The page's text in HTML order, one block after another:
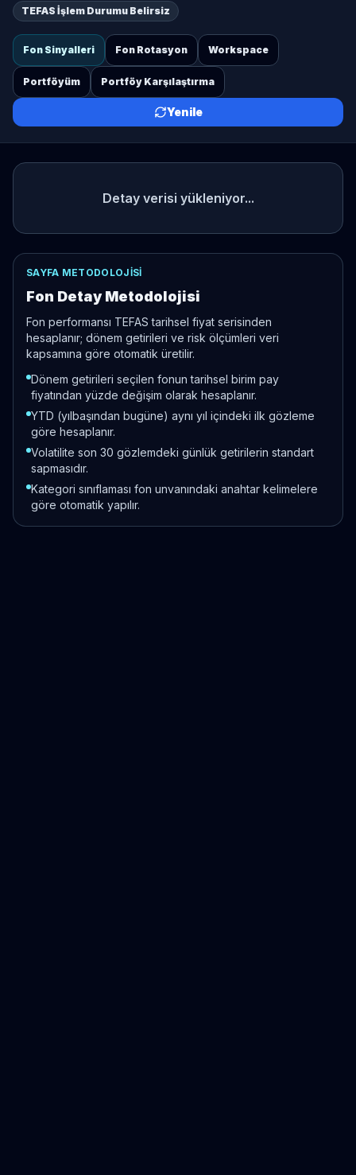
TEFAS İşlem Durumu Belirsiz
Fon Sinyalleri Fon Rotasyon Workspace
Portföyüm Portföy Karşılaştırma
Yenile
Detay verisi yükleniyor...
SAYFA METODOLOJISI
Fon Detay Metodolojisi
Fon performansı TEFAS tarihsel fiyat serisinden
hesaplanır; dönem getirileri ve risk ölçümleri veri
kapsamına göre otomatik üretilir.
Dönem getirileri seçilen fonun tarihsel birim pay
fiyatından yüzde değişim olarak hesaplanır.
YTD (yılbaşından bugüne) aynı yıl içindeki ilk gözleme
göre hesaplanır.
Volatilite son 30 gözlemdeki günlük getirilerin standart
sapmasıdır.
Kategori sınıflaması fon unvanındaki anahtar kelimelere
göre otomatik yapılır.